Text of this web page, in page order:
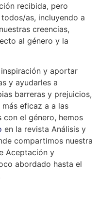
recibida, pero
as, incluyendo a
creencias,
al género y la
y aportar
y ayudarles a
barreras y prejuicios,
eficaz a a las
el género, hemos
en la revista Análisis y
compartimos nuestra
Aceptación y
abordado hasta el